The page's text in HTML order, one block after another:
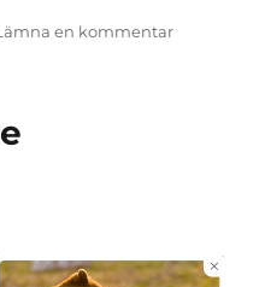
en kommentartill